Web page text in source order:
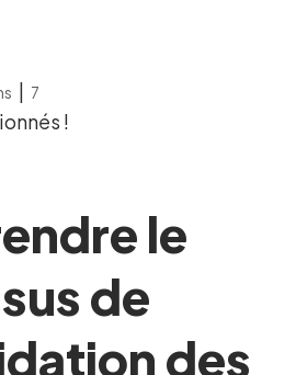
| 7
!
le
de
des